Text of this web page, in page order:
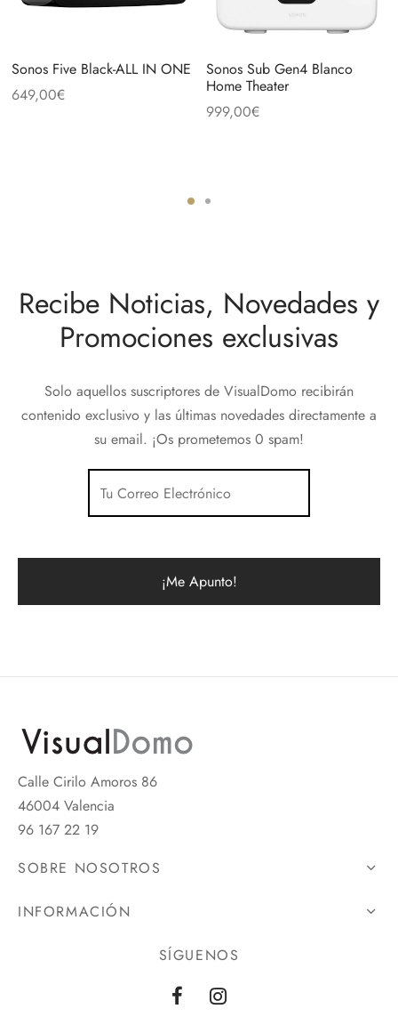
Sonos Five Black-ALL IN ONE
649,00€
Sonos Sub Gen4 Blanco
Home Theater
999,00€
Recibe Noticias, Novedades y
Promociones exclusivas
Solo aquellos suscriptores de VisualDomo recibirán
contenido exclusivo y las últimas novedades directamente a
su email. ¡Os prometemos 0 spam!
Calle Cirilo Amoros 86
46004 Valencia
96 167 22 19
SOBRE NOSOTROS
INFORMACIÓN
SÍGUENOS